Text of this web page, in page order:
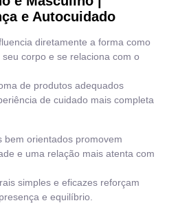
e Autocuidado
diretamente a forma como
corpo e se relaciona com o
de produtos adequados
de cuidado mais completa
bem orientados promovem
e uma relação mais atenta com
simples e eficazes reforçam
e equilíbrio.